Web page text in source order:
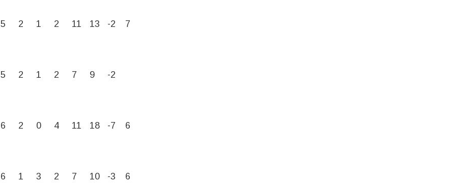
5 2 1 2 11 13 -2 7
5 2 1 2 7 9 -2
6 2 0 4 11 18 -7 6
6 1 3 2 7 10 -3 6